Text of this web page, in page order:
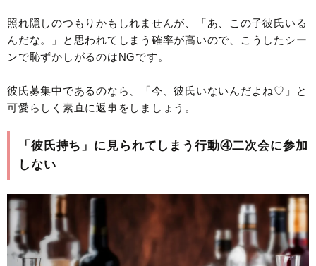
照れ隠しのつもりかもしれませんが、「あ、この子彼氏いる
んだな。」と思われてしまう確率が高いので、こうしたシー
ンで恥ずかしがるのはNGです。
彼氏募集中であるのなら、「今、彼氏いないんだよね♡」と
可愛らしく素直に返事をしましょう。
「彼氏持ち」に見られてしまう行動④二次会に参加
しない